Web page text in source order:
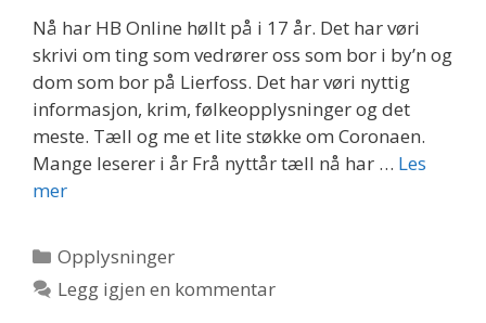
Nå har HB Online høllt på i 17 år. Det har vøri
skrivi om ting som vedrører oss som bor i by’n og
dom som bor på Lierfoss. Det har vøri nyttig
informasjon, krim, følkeopplysninger og det
meste. Tæll og me et lite støkke om Coronaen.
Mange leserer i år Frå nyttår tæll nå har … Les
mer
Kategorier
Opplysninger
Legg igjen en kommentar